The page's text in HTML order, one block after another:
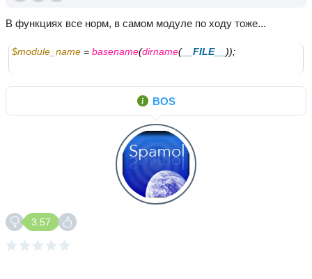
В функциях все норм, в самом модуле по ходу тоже...
$module_name = basename(dirname(__FILE__ ));
BOS
3.57